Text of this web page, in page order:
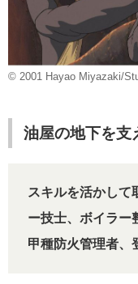
© 2001 Hayao Miyazaki/
油屋の地下を支
スキルを活かして
ー技士、ボイラー
甲種防火管理者、